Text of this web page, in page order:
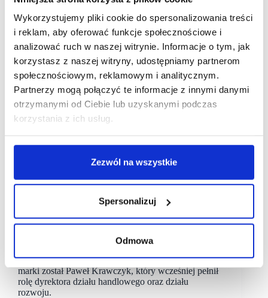
Wykorzystujemy pliki cookie do spersonalizowania treści
i reklam, aby oferować funkcje społecznościowe i
analizować ruch w naszej witrynie. Informacje o tym, jak
korzystasz z naszej witryny, udostępniamy partnerom
społecznościowym, reklamowym i analitycznym.
Partnerzy mogą połączyć te informacje z innymi danymi
otrzymanymi od Ciebie lub uzyskanymi podczas
korzystania z ich usług.
Zezwól na wszystkie
Spersonalizuj
Odmowa
Decathlon
Decathlon Polska ma nowego lidera. Od lipca CEO
marki został Paweł Krawczyk, który wcześniej pełnił
rolę dyrektora działu handlowego oraz działu
rozwoju.